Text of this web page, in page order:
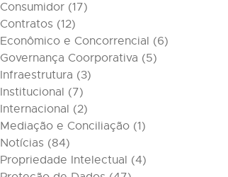
Consumidor (17)
Contratos (12)
Econômico e Concorrencial (6)
Governança Coorporativa (5)
Infraestrutura (3)
Institucional (7)
Internacional (2)
Mediação e Conciliação (1)
Notícias (84)
Propriedade Intelectual (4)